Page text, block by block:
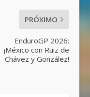
PRÓXIMO
EnduroGP 2026:
¡México con Ruiz de
Chávez y González!